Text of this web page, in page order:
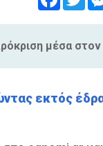
μέσα
εκτός